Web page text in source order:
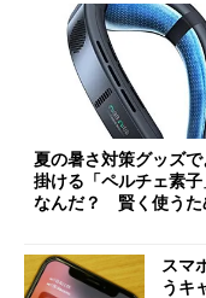
夏の暑さ対策グッズ
掛ける「ペルチェ素子
なんだ？ 賢く使うた
スマ
うキ